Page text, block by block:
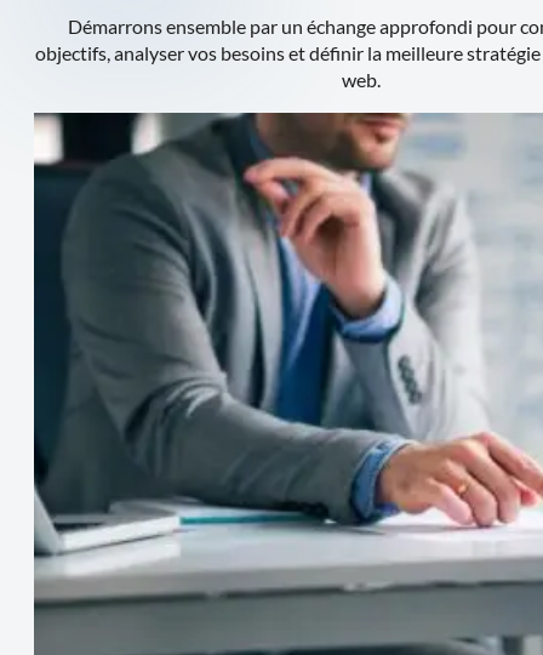
Démarrons ensemble par un échange approfondi pour
objectifs, analyser vos besoins et définir la meilleure
web.